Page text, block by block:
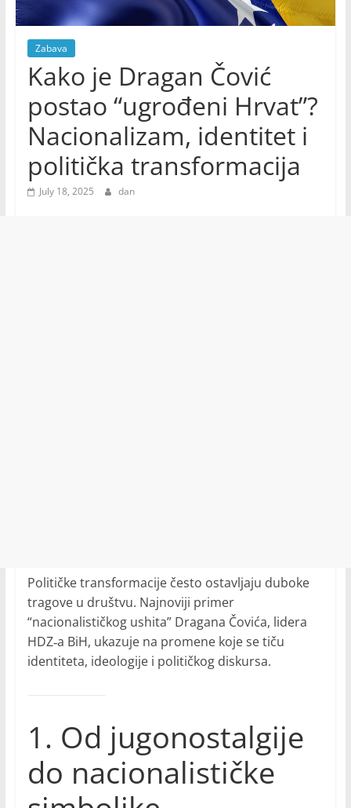
Zabava
Kako je Dragan Čović
postao “ugrođeni Hrvat”?
Nacionalizam, identitet i
politička transformacija
July 18, 2025 dan
Političke transformacije često ostavljaju duboke
tragove u društvu. Najnoviji primer
“nacionalističkog ushita” Dragana Čovića, lidera
HDZ‑a BiH, ukazuje na promene koje se tiču
identiteta, ideologije i političkog diskursa.
1. Od jugonostalgije
do nacionalističke